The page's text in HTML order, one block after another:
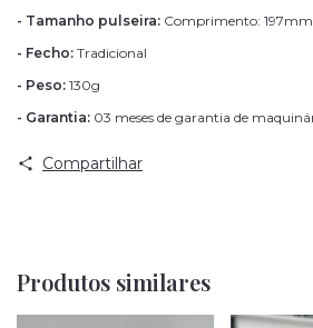
- Tamanho pulseira: Comprimento:
- Fecho: Tradicional
- Peso: 130g
- Garantia: 03 meses de garantia de
Compartilhar
Produtos similares